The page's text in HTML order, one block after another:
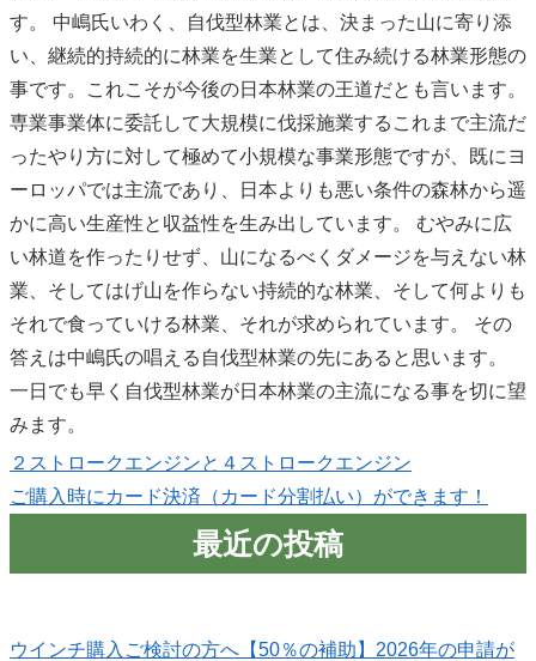
す。 中嶋氏いわく、自伐型林業とは、決まった山に寄り添
い、継続的持続的に林業を生業として住み続ける林業形態の
事です。これこそが今後の日本林業の王道だとも言います。
専業事業体に委託して大規模に伐採施業するこれまで主流だ
ったやり方に対して極めて小規模な事業形態ですが、既にヨ
ーロッパでは主流であり、日本よりも悪い条件の森林から遥
かに高い生産性と収益性を生み出しています。 むやみに広
い林道を作ったりせず、山になるべくダメージを与えない林
業、そしてはげ山を作らない持続的な林業、そして何よりも
それで食っていける林業、それが求められています。 その
答えは中嶋氏の唱える自伐型林業の先にあると思います。
一日でも早く自伐型林業が日本林業の主流になる事を切に望
みます。
２ストロークエンジンと４ストロークエンジン
ご購入時にカード決済（カード分割払い）ができます！
最近の投稿
ウインチ購入ご検討の方へ【50％の補助】2026年の申請が